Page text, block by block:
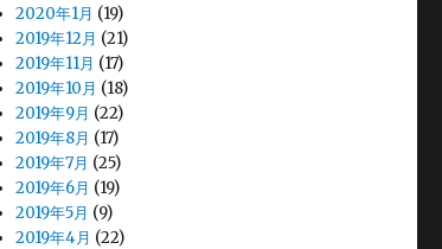
2020年1月 (19)
2019年12月 (21)
2019年11月 (17)
2019年10月 (18)
2019年9月 (22)
2019年8月 (17)
2019年7月 (25)
2019年6月 (19)
2019年5月 (9)
2019年4月 (22)